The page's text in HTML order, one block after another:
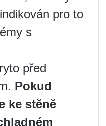
pro to
s
před
Pokud
ke stěně